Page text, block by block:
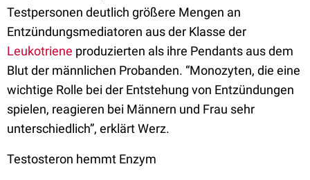
Testpersonen deutlich größere Mengen an
Entzündungsmediatoren aus der Klasse der
Leukotriene produzierten als ihre Pendants aus dem
Blut der männlichen Probanden. “Monozyten, die eine
wichtige Rolle bei der Entstehung von Entzündungen
spielen, reagieren bei Männern und Frau sehr
unterschiedlich”, erklärt Werz.
Testosteron hemmt Enzym